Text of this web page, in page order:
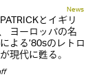
News
とイギリ
ヨーロッパの名
よる’80sのレトロ
現代に甦る。